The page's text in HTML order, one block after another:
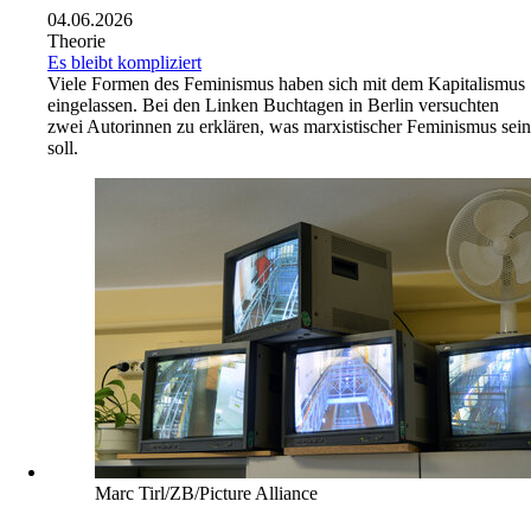
04.06.2026
Theorie
Es bleibt kompliziert
Viele Formen des Feminismus haben sich mit dem Kapitalismus
eingelassen. Bei den Linken Buchtagen in Berlin versuchten
zwei Autorinnen zu erklären, was marxistischer Feminismus sein
soll.
Marc Tirl/ZB/Picture Alliance